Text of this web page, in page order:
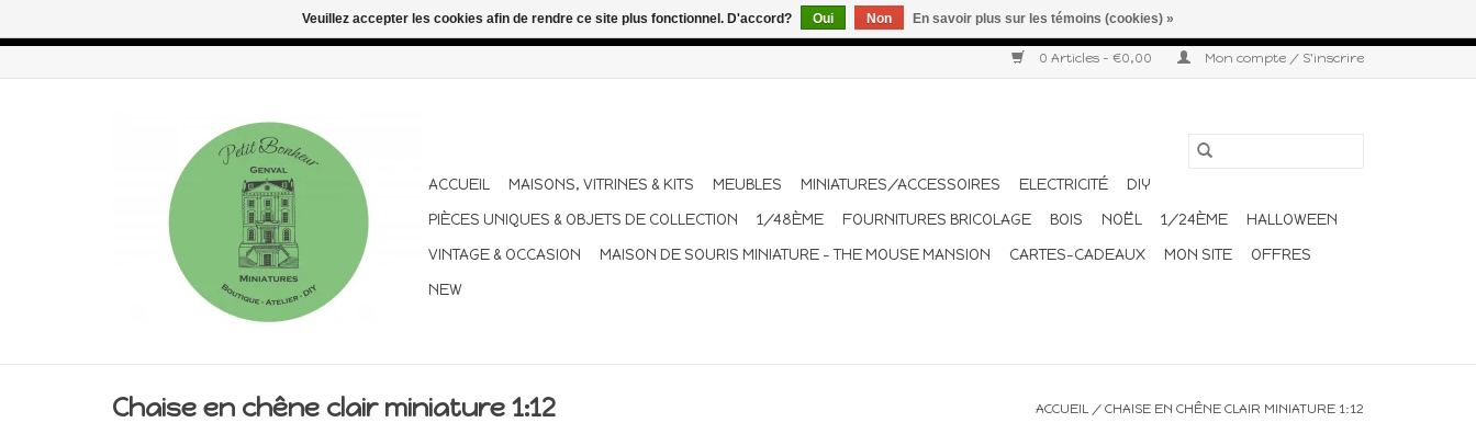
0 Articles - €0,00 Mon compte / S'inscrire
ACCUEIL MAISONS, VITRINES & KITS MEUBLES MINIATURES/ACCESSOIRES ELECTRICITÉ
DIY
PIÈCES UNIQUES & OBJETS DE COLLECTION
1/48ÈME FOURNITURES BRICOLAGE BOIS NOËL 1/24ÈME
HALLOWEEN
VINTAGE & OCCASION
MAISON DE SOURIS MINIATURE - THE MOUSE MANSION CARTES-CADEAUX MON SITE
OFFRES
NEW
Chaise en chêne clair miniature 1:12 ACCUEIL / CHAISE EN CHÊNE CLAIR MINIATURE 1:12
Veuillez accepter les cookies afin de rendre ce site plus fonctionnel. D'accord? Oui Non En savoir plus sur les témoins (cookies) »
Congés d'été : les commandes continuent d'être expédiées pendant les vacances. Les envois sont effectués une à deux fois par semaine. Merci pour votre compréhension et votre confiance.